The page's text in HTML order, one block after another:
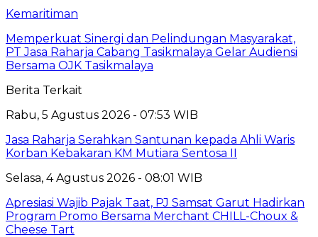
Kemaritiman
Memperkuat Sinergi dan Pelindungan Masyarakat,
PT Jasa Raharja Cabang Tasikmalaya Gelar Audiensi
Bersama OJK Tasikmalaya
Berita Terkait
Rabu, 5 Agustus 2026 - 07:53 WIB
Jasa Raharja Serahkan Santunan kepada Ahli Waris
Korban Kebakaran KM Mutiara Sentosa II
Selasa, 4 Agustus 2026 - 08:01 WIB
Apresiasi Wajib Pajak Taat, PJ Samsat Garut Hadirkan
Program Promo Bersama Merchant CHILL-Choux &
Cheese Tart